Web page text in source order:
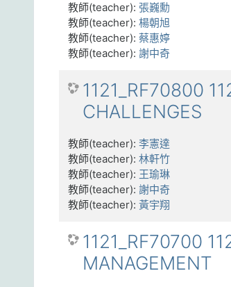
教師(teacher): 張巍勳
教師(teacher): 楊朝旭
教師(teacher): 蔡惠婷
教師(teacher): 謝中奇
1121_RF70800
CHALLENGES
教師(teacher): 李憲達
教師(teacher): 林軒竹
教師(teacher): 王瑜琳
教師(teacher): 謝中奇
教師(teacher): 黃宇翔
1121_RF70700
MANAGEMENT